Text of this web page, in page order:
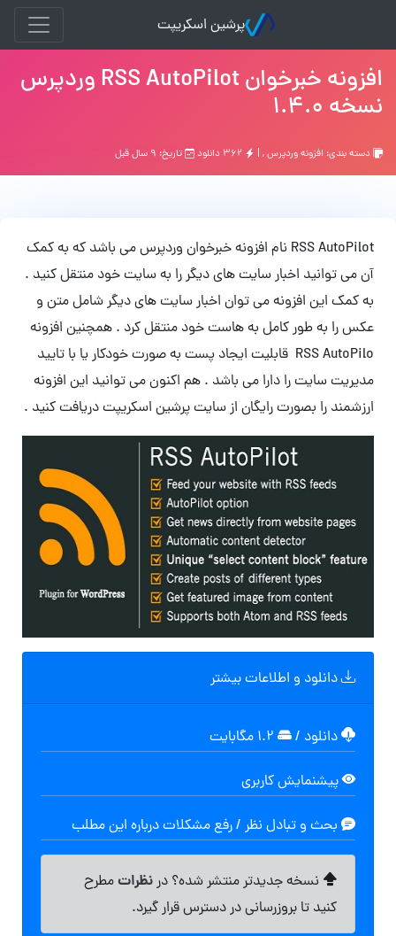
پرشین اسکریپت
افزونه خبرخوان RSS AutoPilot وردپرس
نسخه 1.4.0
دسته بندی: افزونه وردپرس, | تاریخ: ۹ سال قبل
RSS AutoPilot نام افزونه خبرخوان وردپرس می باشد که به کمک
آن می توانید اخبار سایت های دیگر را به سایت خود منتقل کنید .
به کمک این افزونه می توان اخبار سایت های دیگر شامل متن و
عکس را به طور کامل به هاست خود منتقل کرد . همچنین افزونه
RSS AutoPilo قابلیت ایجاد پست به صورت خودکار یا با تایید
مدیریت سایت را دارا می باشد . هم اکنون می توانید این افزونه
ارزشمند را بصورت رایگان از سایت پرشین اسکریپت دریافت کنید .
دانلود و اطلاعات بیشتر
دانلود /
پیشنمایش کاربری
بحث و تبادل نظر / رفع مشکلات درباره این مطلب
نسخه جدیدتر منتشر شده؟ درنظراتمطرح
کنید تا بروزرسانی در دسترس قرار گیرد.